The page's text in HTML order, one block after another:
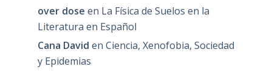
over dose en La Física de Suelos en la
Literatura en Español
Cana David en Ciencia, Xenofobia, Sociedad
y Epidemias